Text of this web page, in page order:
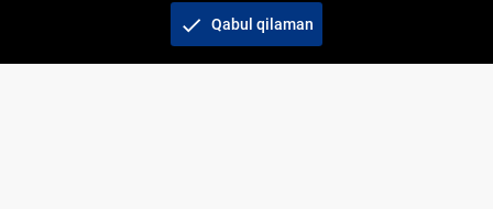
tashkil etish" AJ. Barcha huquqlar himoyalangan
check Qabul qilaman